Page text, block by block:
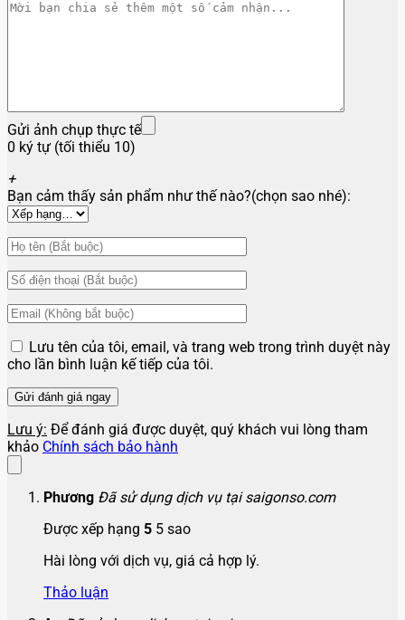
Gửi ảnh chụp thực tế
0 ký tự (tối thiểu 10)
+
Bạn cảm thấy sản phẩm như thế nào?(chọn sao nhé):
Lưu tên của tôi, email, và trang web trong trình duyệt này
cho lần bình luận kế tiếp của tôi.
Lưu ý: Để đánh giá được duyệt, quý khách vui lòng tham
khảo Chính sách bảo hành
Phương Đã sử dụng dịch vụ tại saigonso.com
Được xếp hạng 5 5 sao
Hài lòng với dịch vụ, giá cả hợp lý.
Thảo luận